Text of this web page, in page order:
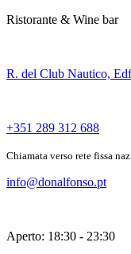
Ristorante & Wine bar
R. del Club Nautico,
+351 289 312 688
Chiamata verso rete fissa
info@donalfonso.pt
Aperto: 18:30 - 23:30